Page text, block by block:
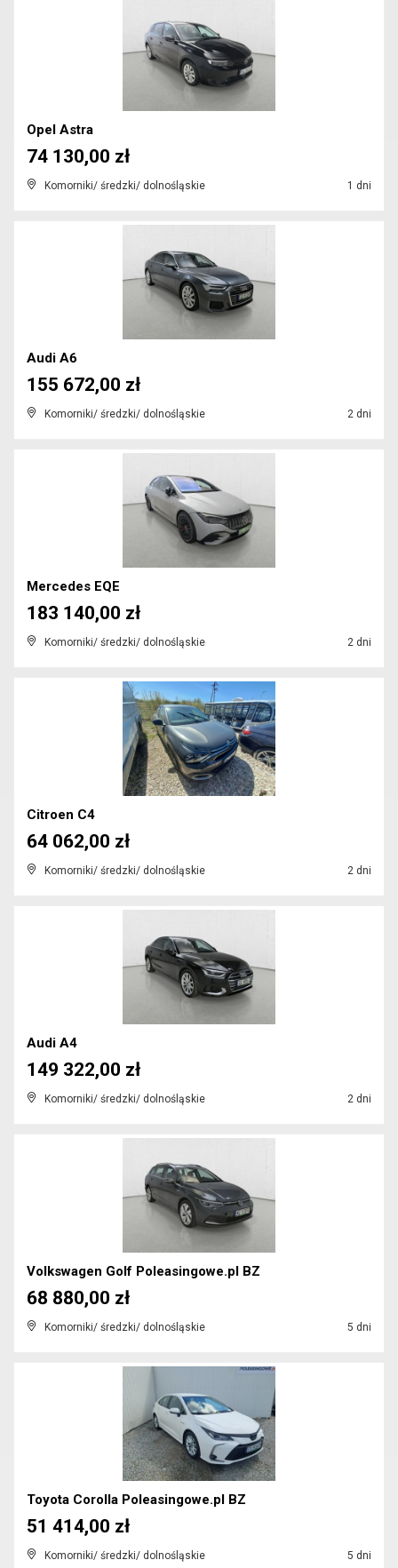
Opel Astra
Komorniki/ średzki/ dolnośląskie 1 dni
74 130,00 zł
Audi A6
Komorniki/ średzki/ dolnośląskie 2 dni
155 672,00 zł
Mercedes EQE
Komorniki/ średzki/ dolnośląskie 2 dni
183 140,00 zł
Citroen C4
Komorniki/ średzki/ dolnośląskie 2 dni
64 062,00 zł
Audi A4
Komorniki/ średzki/ dolnośląskie 2 dni
149 322,00 zł
Volkswagen Golf Poleasingowe.pl BZ
Komorniki/ średzki/ dolnośląskie 5 dni
68 880,00 zł
Toyota Corolla Poleasingowe.pl BZ
Komorniki/ średzki/ dolnośląskie 5 dni
51 414,00 zł